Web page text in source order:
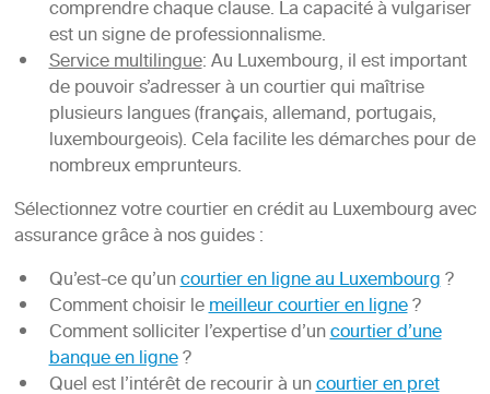
comprendre chaque clause. La capacité à vulgariser
est un signe de professionnalisme.
Service multilingue: Au Luxembourg, il est important
de pouvoir s’adresser à un courtier qui maîtrise
plusieurs langues (français, allemand, portugais,
luxembourgeois). Cela facilite les démarches pour de
nombreux emprunteurs.
Sélectionnez votre courtier en crédit au Luxembourg avec
assurance grâce à nos guides :
Qu’est-ce qu’uncourtier en ligne au Luxembourg?
Comment choisir lemeilleur courtier en ligne?
Comment solliciter l’expertise d’uncourtier d’une
banque en ligne?
Quel est l’intérêt de recourir à uncourtier en pret